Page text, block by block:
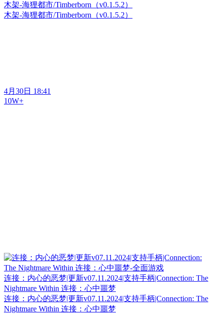
木架-海狸都市/Timberborn（v0.1.5.2）
木架-海狸都市/Timberborn（v0.1.5.2）
4月30日 18:41
10W+
连接：内心的恶梦|更新v07.11.2024|支持手柄|Connection: The
Nightmare Within 连接：心中噩梦
连接：内心的恶梦|更新v07.11.2024|支持手柄|Connection: The
Nightmare Within 连接：心中噩梦